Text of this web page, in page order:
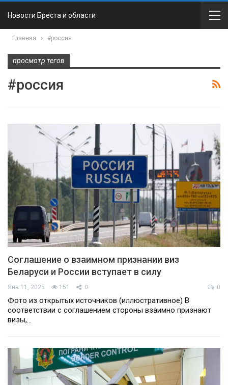
Новости Бреста и области
Главная #россия
просмотр тегов
#россия
Соглашение о взаимном признании виз
Беларуси и России вступает в силу
Янв 11, 2025 151 0 0
Фото из открытых источников (иллюстративное) В
соответствии с соглашением стороны взаимно признают
визы,…